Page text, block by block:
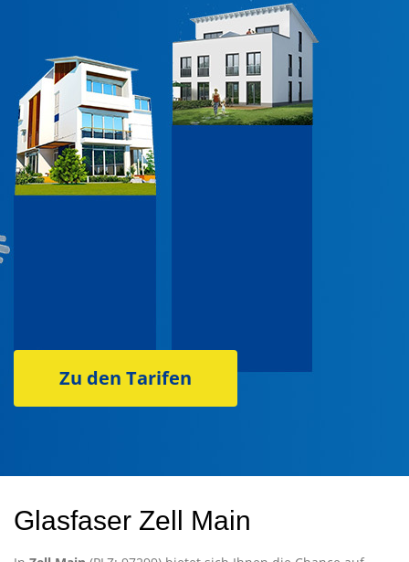
Zu den Tarifen
Glasfaser Zell Main